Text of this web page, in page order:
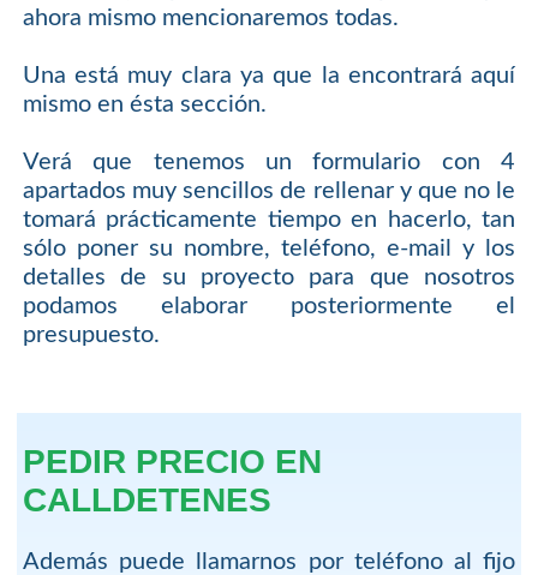
ahora mismo mencionaremos todas.
Una está muy clara ya que la encontrará aquí
mismo en ésta sección.
Verá que tenemos un formulario con 4
apartados muy sencillos de rellenar y que no le
tomará prácticamente tiempo en hacerlo, tan
sólo poner su nombre, teléfono, e-mail y los
detalles de su proyecto para que nosotros
podamos elaborar posteriormente el
presupuesto.
PEDIR PRECIO EN
CALLDETENES
Además puede llamarnos por teléfono al fijo